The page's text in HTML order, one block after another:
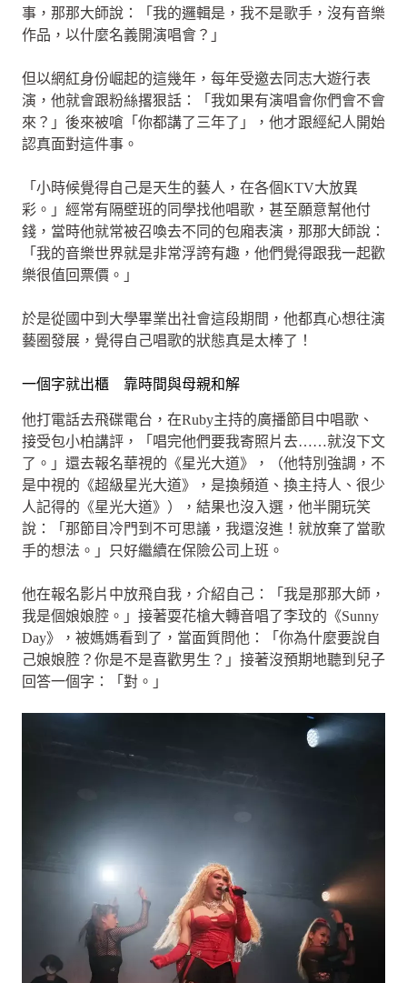
事，那那大師說：「我的邏輯是，我不是歌手，沒有音樂
作品，以什麼名義開演唱會？」
但以網紅身份崛起的這幾年，每年受邀去同志大遊行表
演，他就會跟粉絲撂狠話：「我如果有演唱會你們會不會
來？」後來被嗆「你都講了三年了」，他才跟經紀人開始
認真面對這件事。
「小時候覺得自己是天生的藝人，在各個KTV大放異
彩。」經常有隔壁班的同學找他唱歌，甚至願意幫他付
錢，當時他就常被召喚去不同的包廂表演，那那大師說：
「我的音樂世界就是非常浮誇有趣，他們覺得跟我一起歡
樂很值回票價。」
於是從國中到大學畢業出社會這段期間，他都真心想往演
藝圈發展，覺得自己唱歌的狀態真是太棒了！
一個字就出櫃 靠時間與母親和解
他打電話去飛碟電台，在Ruby主持的廣播節目中唱歌、
接受包小柏講評，「唱完他們要我寄照片去……就沒下文
了。」還去報名華視的《星光大道》，（他特別強調，不
是中視的《超級星光大道》，是換頻道、換主持人、很少
人記得的《星光大道》），結果也沒入選，他半開玩笑
說：「那節目冷門到不可思議，我還沒進！就放棄了當歌
手的想法。」只好繼續在保險公司上班。
他在報名影片中放飛自我，介紹自己：「我是那那大師，
我是個娘娘腔。」接著耍花槍大轉音唱了李玟的《Sunny
Day》，被媽媽看到了，當面質問他：「你為什麼要說自
己娘娘腔？你是不是喜歡男生？」接著沒預期地聽到兒子
回答一個字：「對。」